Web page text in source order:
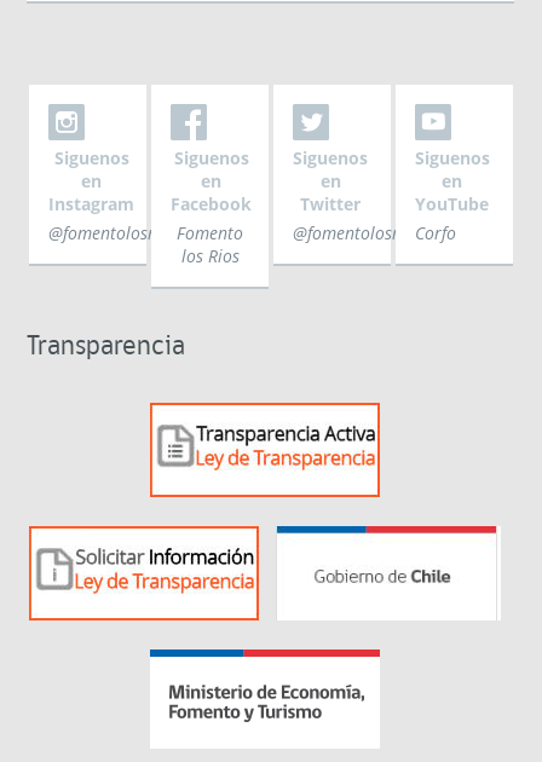
Siguenos
en
Instagram
@fomentolosrios
Siguenos
en
Facebook
Fomento
los Rios
Siguenos
en
Twitter
@fomentolosrios
Siguenos
en
YouTube
Corfo
Transparencia